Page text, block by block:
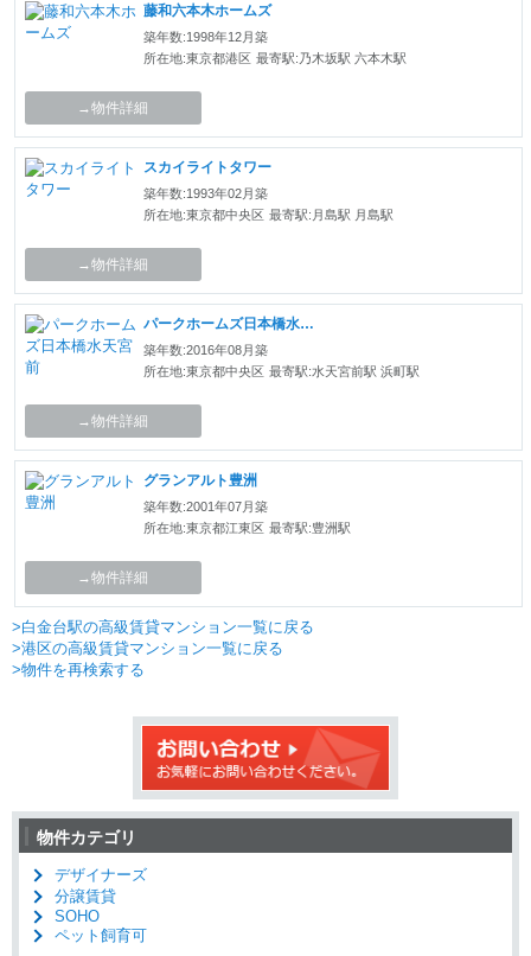
藤和六本木ホームズ
築年数:1998年12月築
所在地:東京都港区 最寄駅:乃木坂駅 六本木駅
→物件詳細
スカイライトタワー
築年数:1993年02月築
所在地:東京都中央区 最寄駅:月島駅 月島駅
→物件詳細
パークホームズ日本橋水天宮前
築年数:2016年08月築
所在地:東京都中央区 最寄駅:水天宮前駅 浜町駅
→物件詳細
グランアルト豊洲
築年数:2001年07月築
所在地:東京都江東区 最寄駅:豊洲駅
→物件詳細
>白金台駅の高級賃貸マンション一覧に戻る
>港区の高級賃貸マンション一覧に戻る
>物件を再検索する
物件カテゴリ
デザイナーズ
分譲賃貸
SOHO
ペット飼育可